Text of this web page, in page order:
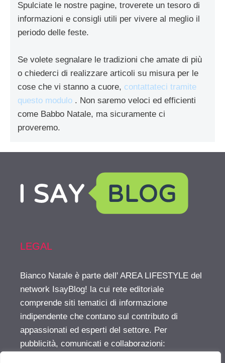
Spulciate le nostre pagine, troverete un tesoro di
informazioni e consigli utili per vivere al meglio il
periodo delle feste.
Se volete segnalare le tradizioni che amate di più
o chiederci di realizzare articoli su misura per le
cose che vi stanno a cuore, contattateci tramite
questo modulo . Non saremo veloci ed efficienti
come Babbo Natale, ma sicuramente ci
proveremo.
LEGAL
Bianco Natale è parte dell' AREA LIFESTYLE del
network IsayBlog! la cui rete editoriale
comprende siti tematici di informazione
indipendente che contano sul contributo di
appassionati ed esperti del settore. Per
pubblicità, comunicati e collaborazioni: